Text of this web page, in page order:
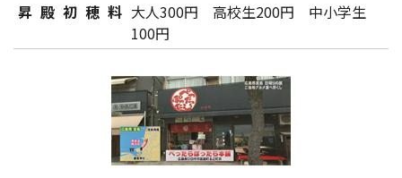
昇殿初穂料 大人300円 高校生200円 中小学生
100円